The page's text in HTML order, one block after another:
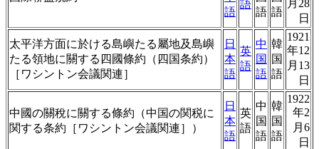
語
語
語 語
月28
日
太平洋方面に於ける島嶼たる屬地及島嶼
たる領地に關する四國條約（四国条約）
［ワシントン会議関連］
日
本
語
英
語
中
国
語
韓
国
語
1921
年12
月13
日
中國の關稅に關する條約（中国の関税に
関する条約［ワシントン会議関連］）
日
本
語
英
語
中
国
語
韓
国
語
1922
年2
月6
日